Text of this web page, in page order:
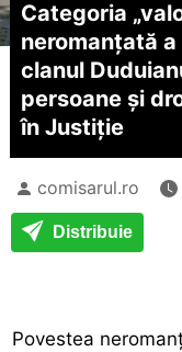
Categoria
neromanțată
clanul
persoane și
în Justiție
comisarul.ro
Distribuie
Povestea